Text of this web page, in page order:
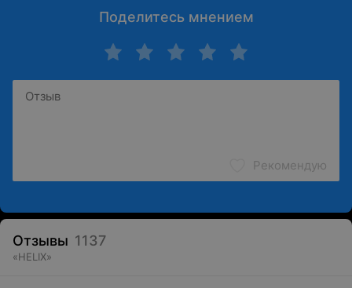
Поделитесь мнением
Рекомендую
Отзывы 1137
«HELIX»